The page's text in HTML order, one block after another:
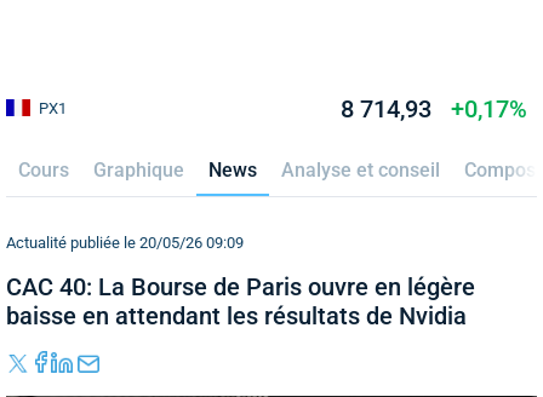
PX1 8 714,93 +0,17%
Cours Graphique News Analyse et conseil
Actualité publiée le 20/05/26 09:09
CAC 40: La Bourse de Paris ouvre en légère
baisse en attendant les résultats de Nvidia